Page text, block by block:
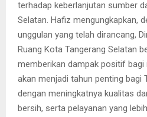
terhadap keberlanjutan sumber
Selatan. Hafiz mengungkapkan,
unggulan yang telah dirancang,
Ruang Kota Tangerang Selatan
memberikan dampak positif bagi
akan menjadi tahun penting bagi
dengan meningkatnya kualitas
bersih, serta pelayanan yang